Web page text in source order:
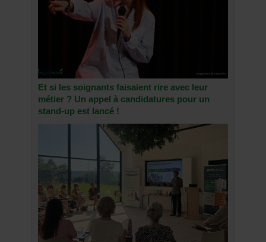
Et si les soignants faisaient rire avec leur
métier ? Un appel à candidatures pour un
stand-up est lancé !